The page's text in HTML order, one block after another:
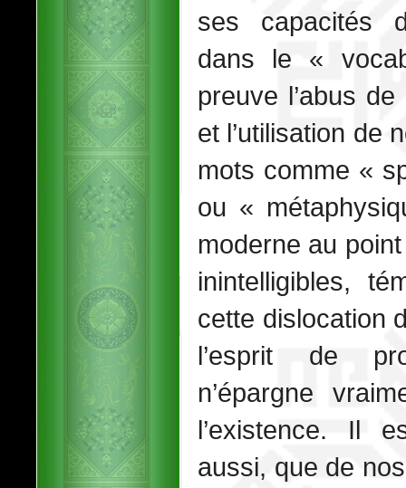
ses capacités
dans le «
preuve l’abus
et l’utilisation de
mots comme «
ou «
moderne au
inintelligibles,
cette dislocation
l’esprit de
n’épargne
l’existence. Il
aussi, que de